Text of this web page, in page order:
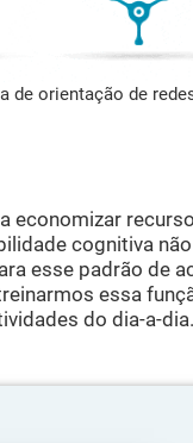
de orientação de
economizar
cognitiva
esse padrão de
essa
do dia-a-dia.